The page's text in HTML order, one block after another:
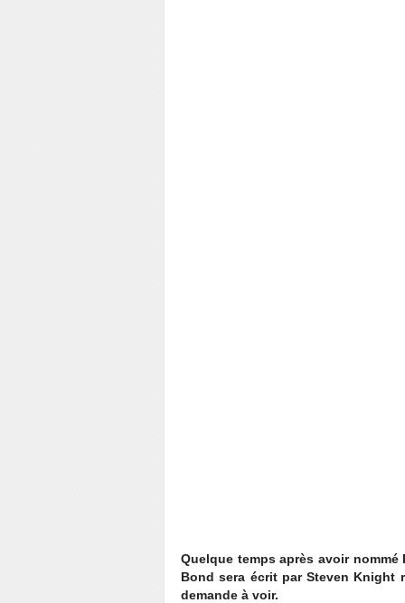
Quelque temps après avoir
Bond sera écrit par Steven Knight
demande à voir.